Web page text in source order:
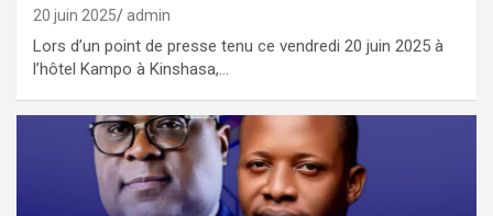
20 juin 2025 admin
Lors d’un point de presse tenu ce vendredi 20 juin 2025 à
l’hôtel Kampo à Kinshasa,…